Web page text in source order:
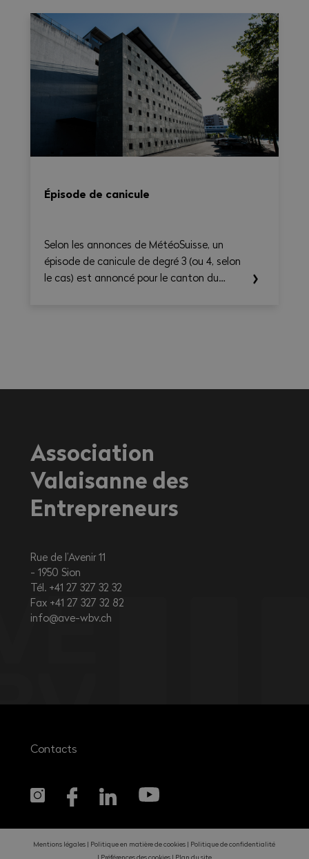
le temps de travail, les heures
supplémentaires, le temps de déplacement
et les éventuels suppléments sur une base
hebdomadaire, tout en générant une
synthèse claire et exportable en PDF.
Épisode de canicule
Selon les annonces de MétéoSuisse, un
épisode de canicule de degré 3 (ou 4, selon
le cas) est annoncé pour le canton du
fortement exposés à la chaleur.
Association
Valaisanne des
Entrepreneurs
Rue de l’Avenir 11
1950 Sion
Tél. +41 27 327 32 32
Fax +41 27 327 32 82
info@ave-wbv.ch
Contacts
Mentions légales Politique en matière de cookies
Politique de confidentialité
Préférences des cookies
Plan du site